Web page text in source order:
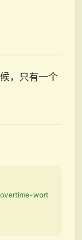
，只有一个
wort